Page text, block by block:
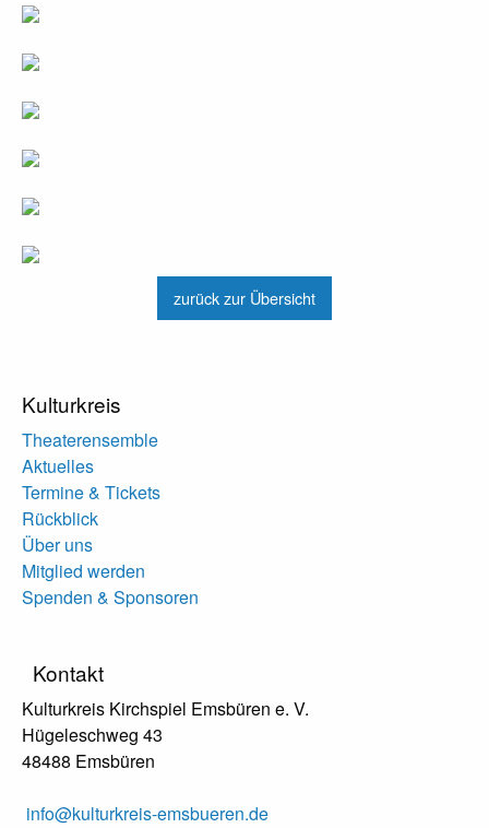
zurück zur Übersicht
Kulturkreis
Theaterensemble
Aktuelles
Termine & Tickets
Rückblick
Über uns
Mitglied werden
Spenden & Sponsoren
Kontakt
Kulturkreis Kirchspiel Emsbüren e. V.
Hügeleschweg 43
48488 Emsbüren
info@kulturkreis-emsbueren.de